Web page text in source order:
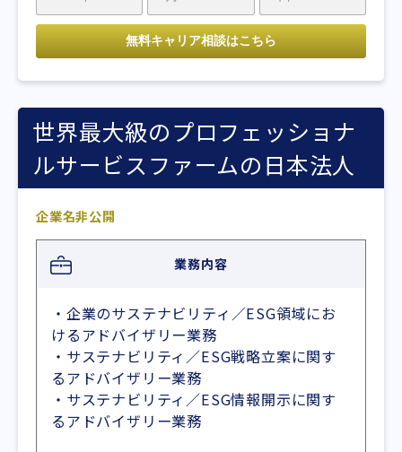
世界最大級のプロフェッショナ
ルサービスファームの日本法人
企業名非公開
業務内容
・企業のサステナビリティ／ESG領域にお
けるアドバイザリー業務
・サステナビリティ／ESG戦略立案に関す
るアドバイザリー業務
・サステナビリティ／ESG情報開示に関す
るアドバイザリー業務